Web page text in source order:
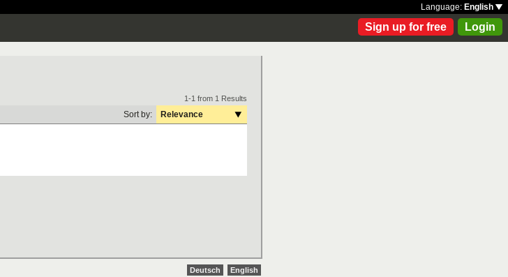
Language: English
Sign up for free Login
1-1 from 1 Results
Sort by: Relevance
Deutsch English